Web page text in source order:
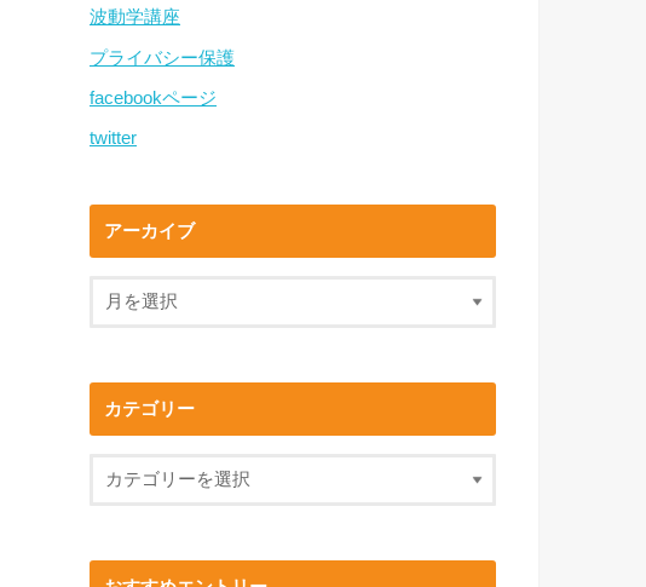
波動学講座
プライバシー保護
facebookページ
twitter
アーカイブ
カテゴリー